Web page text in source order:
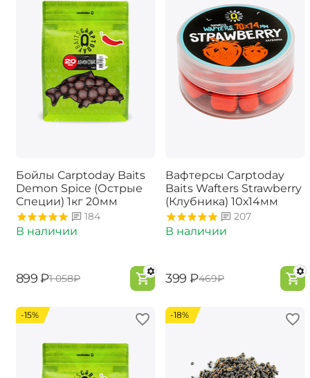
Бойлы Carptoday Baits
Demon Spice (Острые
Специи) 1кг 20мм
184
В наличии
‍899‍ ₽‍1 058‍₽
Вафтерсы Carptoday
Baits Wafters Strawberry
(Клубника) 10х14мм
207
В наличии
‍399‍ ₽‍469‍₽
-15% -18%